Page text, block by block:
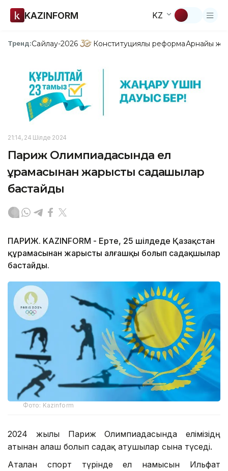
KAZINFORM KZ
Тренд:Сайлау-2026 Конституциялық реформаАрнайы
21:14, 24 Шілде 2024
Париж Олимпиадасында ел
құрамасынан жарысты садақшылар
бастайды
ПАРИЖ. KAZINFORM - Ертең, 25 шілдеде Қазақстан
құрамасынан жарысты алғашқы болып садақшылар
бастайды.
Фото: Kazinform
2024 жылғы Париж Олимпиадасында елімізідң
атынан алғаш болып садақ атушылар сынға түседі.
Аталған спорт түрінде ел намысын Ильфат